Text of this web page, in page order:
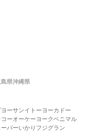
県沖縄県
ーサンイトーヨーカドー
ーオーケー ヨークベニマル
パーいかり フジグラン